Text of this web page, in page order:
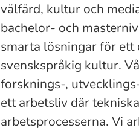
välfärd, kultur och
bachelor- och
smarta lösningar för ett
svenskspråkig kultur.
forsknings-,
ett arbetsliv där
arbetsprocesserna. Vi